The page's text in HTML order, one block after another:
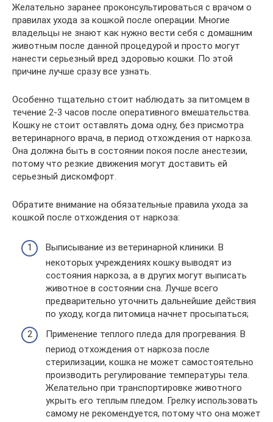
Желательно заранее проконсультироваться с врачом о
правилах ухода за кошкой после операции. Многие
владельцы не знают как нужно вести себя с домашним
животным после данной процедурой и просто могут
нанести серьезный вред здоровью кошки. По этой
причине лучше сразу все узнать.
Особенно тщательно стоит наблюдать за питомцем в
течение 2-3 часов после оперативного вмешательства.
Кошку не стоит оставлять дома одну, без присмотра
ветеринарного врача, в период отхождения от наркоза.
Она должна быть в состоянии покоя после анестезии,
потому что резкие движения могут доставить ей
серьезный дискомфорт.
Обратите внимание на обязательные правила ухода за
кошкой после отхождения от наркоза:
Выписывание из ветеринарной клиники. В
некоторых учреждениях кошку выводят из
состояния наркоза, а в других могут выписать
животное в состоянии сна. Лучше всего
предварительно уточнить дальнейшие действия
по уходу, когда питомица начнет просыпаться;
Применение теплого пледа для прогревания. В
период отхождения от наркоза после
стерилизации, кошка не может самостоятельно
производить регулирование температуры тела.
Желательно при транспортировке животного
укрыть его теплым пледом. Грелку использовать
самому не рекомендуется, потому что она может